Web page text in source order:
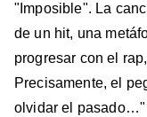
"Imposible". La
de un hit, una
progresar con el
Precisamente, el
olvidar el pasado…"